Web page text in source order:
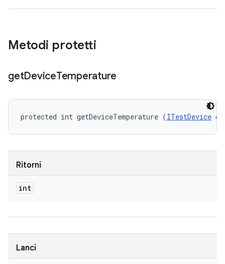
Metodi protetti
getDeviceTemperature
protected int getDeviceTemperature (ITestDevice
Ritorni
int
Lanci